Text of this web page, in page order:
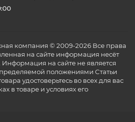
компания © 2009-2026 Все права
на сайте информация несёт
на сайте не является
положениями Статьи
удостоверьтесь во всех для вас
в товаре и условиях его